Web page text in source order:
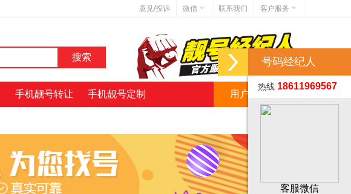
意见/投诉 微信
微信号:jihaoba999
联系我们
客户服务
网站地图
手机靓号转让 手机靓号定制 用户服务中心
号码经纪人
热线 18611969567
客服微信